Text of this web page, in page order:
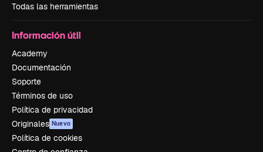
Todas las herramientas
Información útil
Academy
Documentación
Soporte
Términos de uso
Política de privacidad
Originales Nuevo
Política de cookies